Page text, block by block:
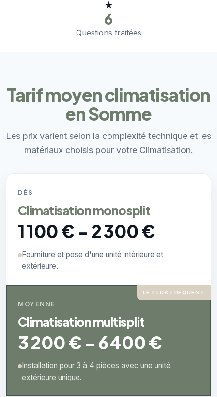
★
6
Questions traitées
Tarif moyen climatisation
en Somme
Les prix varient selon la complexité technique et les
matériaux choisis pour votre Climatisation.
DÈS
Climatisation monosplit
1 100 € - 2 300 €
Fourniture et pose d'une unité intérieure et
extérieure.
LE PLUS FRÉQUENT
MOYENNE
Climatisation multisplit
3 200 € - 6 400 €
Installation pour 3 à 4 pièces avec une unité
extérieure unique.